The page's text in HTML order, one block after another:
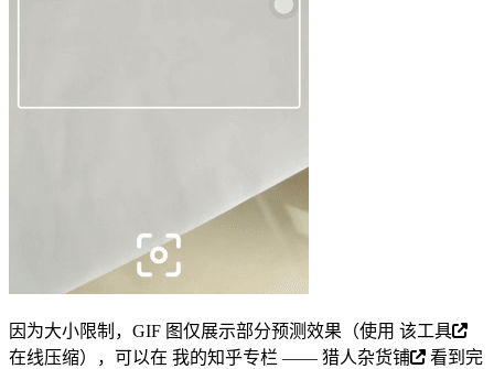
因为大小限制，GIF 图仅展示部分预测效果（使用 该工具
在线压缩），可以在 我的知乎专栏 —— 猎人杂货铺
看到完